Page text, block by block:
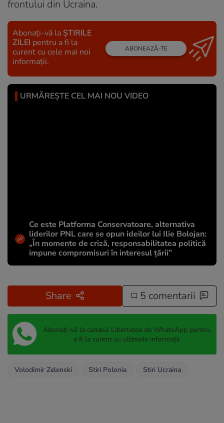
frontului din Ucraina.
Abonați-vă la ȘTIRILE
ZILEI pentru a fi la
curent cu cele mai noi
informații.
ABONEAZĂ-TE
URMĂREȘTE CEL MAI NOU VIDEO
Ce este Platforma Conservatoare, alternativa
liderilor PNL care se opun ideilor lui Ilie Bolojan:
„În momente de criză, responsabilitatea politică
impune compromisuri în interesul țării”
Share 5 comentarii
Abonați-vă la canalul Libertatea de WhatsApp pentru
a fi la curent cu ultimele informații
Volodimir Zelenski Stiri Polonia Stiri Ucraina